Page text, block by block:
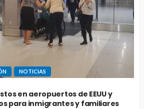
NOTICIAS
en aeropuertos de EEUU y
para inmigrantes y familiares